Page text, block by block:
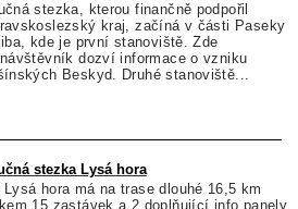
stezka, kterou finančně podpořil
kraj, začíná v části Paseky
kde je první stanoviště. Zde
dozví informace o vzniku
Beskyd. Druhé stanoviště...
stezka Lysá hora
Lysá hora má na trase dlouhé 16,5 km
15 zastávek a 2 doplňující info panely